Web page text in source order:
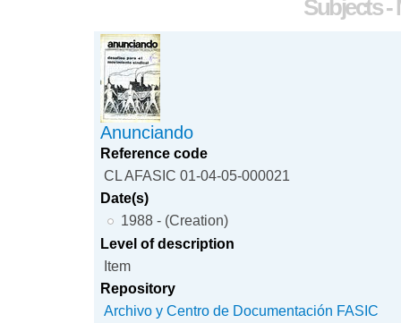
Subjects -
Anunciando
Reference code
CL AFASIC 01-04-05-000021
Date(s)
1988 - (Creation)
Level of description
Item
Repository
Archivo y Centro de Documentación FASIC